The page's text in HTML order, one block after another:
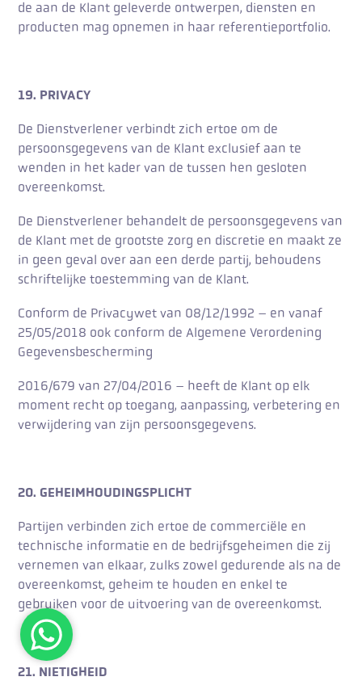
de aan de Klant geleverde ontwerpen, diensten en
producten mag opnemen in haar referentieportfolio.
19. PRIVACY
De Dienstverlener verbindt zich ertoe om de
persoonsgegevens van de Klant exclusief aan te
wenden in het kader van de tussen hen gesloten
overeenkomst.
De Dienstverlener behandelt de persoonsgegevens van
de Klant met de grootste zorg en discretie en maakt ze
in geen geval over aan een derde partij, behoudens
schriftelijke toestemming van de Klant.
Conform de Privacywet van 08/12/1992 – en vanaf
25/05/2018 ook conform de Algemene Verordening
Gegevensbescherming
2016/679 van 27/04/2016 – heeft de Klant op elk
moment recht op toegang, aanpassing, verbetering en
verwijdering van zijn persoonsgegevens.
20. GEHEIMHOUDINGSPLICHT
Partijen verbinden zich ertoe de commerciële en
technische informatie en de bedrijfsgeheimen die zij
vernemen van elkaar, zulks zowel gedurende als na de
overeenkomst, geheim te houden en enkel te
gebruiken voor de uitvoering van de overeenkomst.
21. NIETIGHEID